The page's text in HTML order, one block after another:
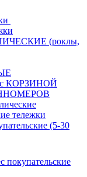
(роклы,
с КОРЗИНОЙ
тележки
(5-30
покупательские